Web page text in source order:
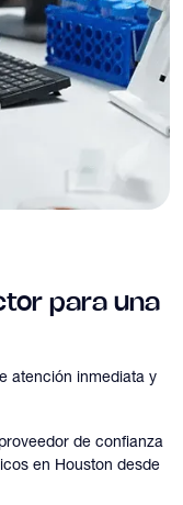
para una
atención inmediata y
de confianza
en Houston desde